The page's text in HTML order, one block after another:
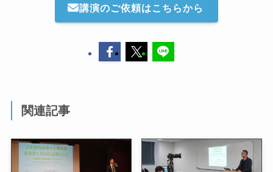
講演のご依頼はこちらから
関連記事